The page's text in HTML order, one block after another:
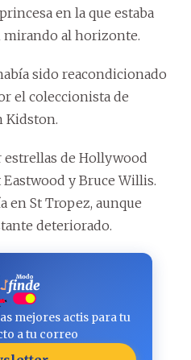
en la que estaba
al horizonte.
sido reacondicionado
el coleccionista de
Kidston.
de Hollywood
y Bruce Willis.
en St Tropez, aunque
deteriorado.
mejores actis para tu
a tu correo